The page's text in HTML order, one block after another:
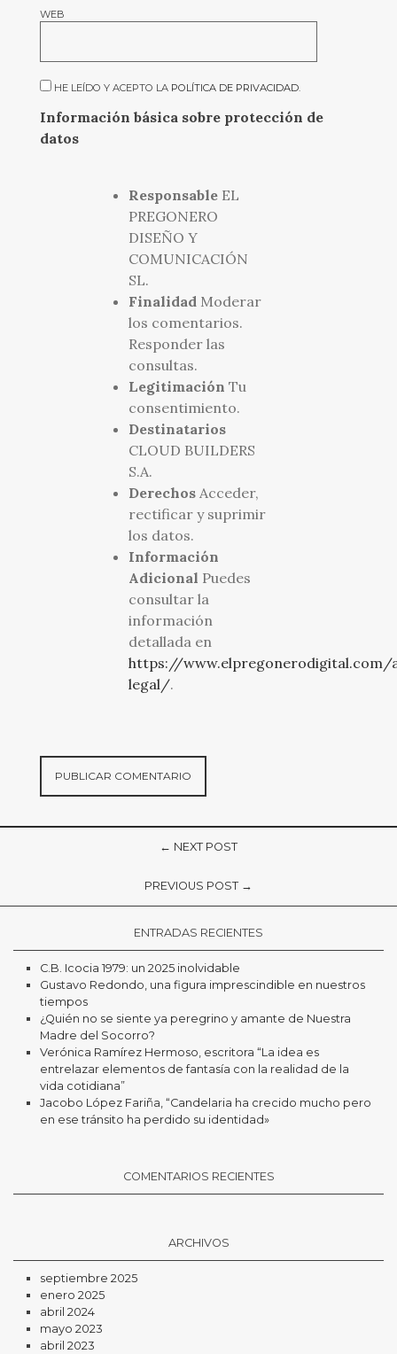
WEB
HE LEÍDO Y ACEPTO LA POLÍTICA DE PRIVACIDAD.
Información básica sobre protección de
datos
ResponsableEL
PREGONERO
DISEÑO Y
COMUNICACIÓN
SL.
FinalidadModerar
los comentarios.
Responder las
consultas.
Legitimación Tu
consentimiento.
Destinatarios
CLOUD BUILDERS
S.A.
DerechosAcceder,
rectificar y suprimir
los datos.
Información
Adicional Puedes
consultar la
información
detallada en
https://www.elpregonerodigital.com/
legal/.
← NEXT POST
PREVIOUS POST →
ENTRADAS RECIENTES
C.B. Icocia 1979: un 2025 inolvidable
Gustavo Redondo, una figura imprescindible en nuestros
tiempos
¿Quién no se siente ya peregrino y amante de Nuestra
Madre del Socorro?
Verónica Ramírez Hermoso, escritora “La idea es
entrelazar elementos de fantasía con la realidad de la
vida cotidiana”
Jacobo López Fariña, “Candelaria ha crecido mucho pero
en ese tránsito ha perdido su identidad»
COMENTARIOS RECIENTES
ARCHIVOS
septiembre 2025
enero 2025
abril 2024
mayo 2023
abril 2023